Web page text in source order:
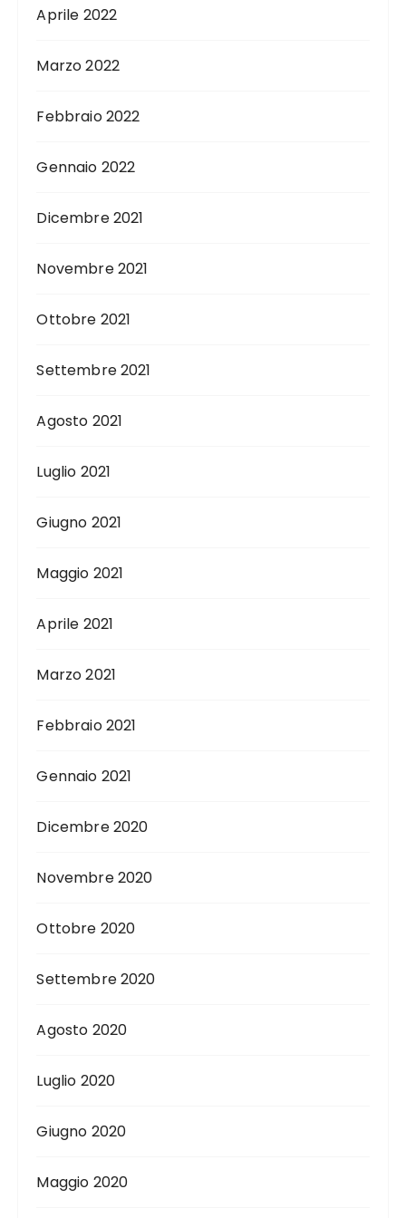
Aprile 2022
Marzo 2022
Febbraio 2022
Gennaio 2022
Dicembre 2021
Novembre 2021
Ottobre 2021
Settembre 2021
Agosto 2021
Luglio 2021
Giugno 2021
Maggio 2021
Aprile 2021
Marzo 2021
Febbraio 2021
Gennaio 2021
Dicembre 2020
Novembre 2020
Ottobre 2020
Settembre 2020
Agosto 2020
Luglio 2020
Giugno 2020
Maggio 2020